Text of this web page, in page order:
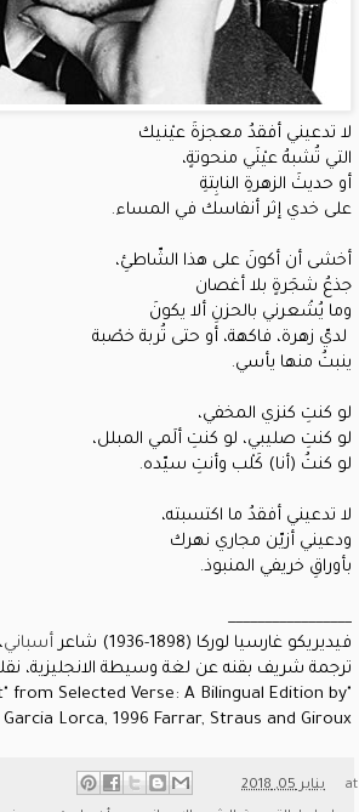
لا تدعيني أفقدُ معجزةَ عيْنيك
التي تُشبهُ عيْنَي منحوتةٍ،
أو حديثَ الزهرةِ النابِتةِ
على خدي إثر أنفاسك في المساء.
أخشى أن أكونَ على هذا الشّاطئِ،
جذعُ شجَرةٍ بلا أغصان
وما يُشْعرني بالحزنِ ألا يكونَ
لديّ زهرة، فاكهة، أو حتى تُربة خصْبة
ينبتُ منها يأسي.
لو كنتِ كنزي المخفي،
لو كنتِ صليبي، لو كنتِ ألَمي المبلل،
لو كنتُ (أنا) كَلْب وأنتِ سيّده.
لا تدعيني أفقدُ ما اكتسبته،
ودعيني أزيّن مجاري نهرك
بأوراقِ خريفي المنبوذ.
_________________
فيديريكو غارسيا لوركا (1898-1936) شاعر
أسباني
ترجمة شريف بقنه عن لغة وسيطة الانجليزية،
from Selected Verse: A Bilingual Edition by
Lorca, 1996 Farrar, Straus and Giroux
at يناير 05, 2018